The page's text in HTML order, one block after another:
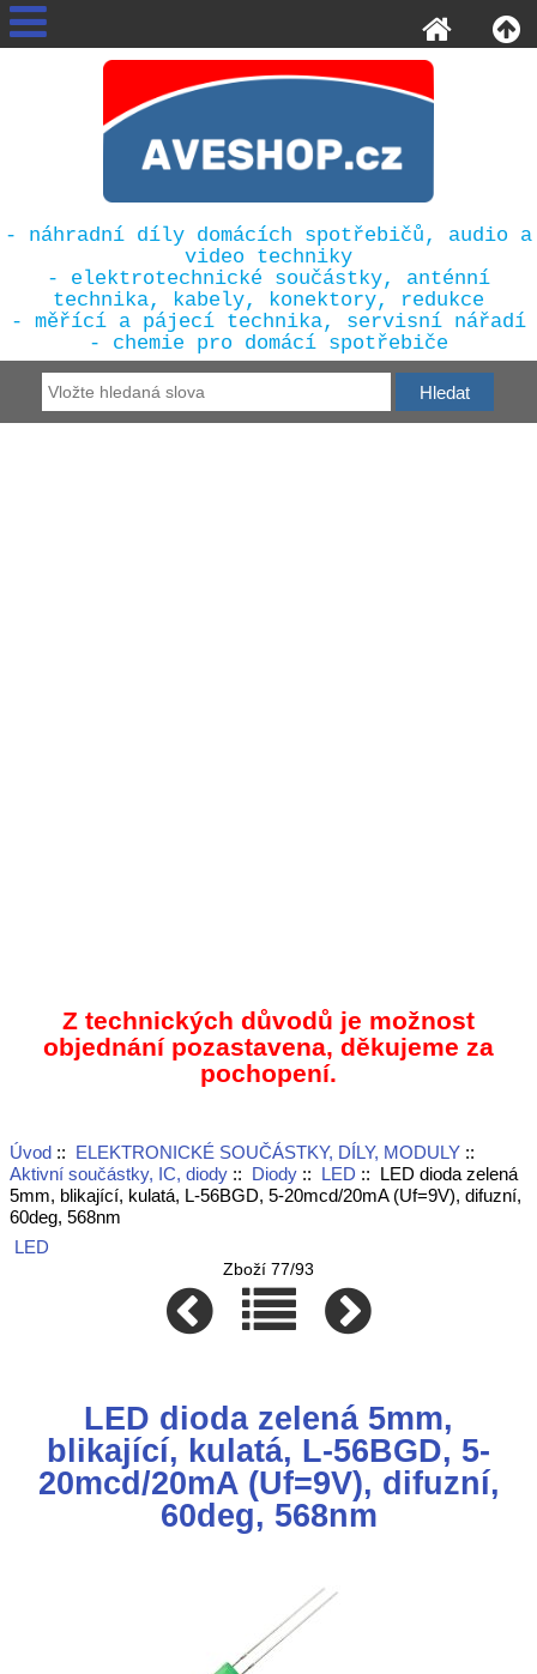
- náhradní díly domácích spotřebičů, audio a
video techniky
- elektrotechnické součástky, anténní
technika, kabely, konektory, redukce
- měřící a pájecí technika, servisní nářadí
- chemie pro domácí spotřebiče
Z technických důvodů je možnost
objednání pozastavena, děkujeme za
pochopení.
Úvod:: ELEKTRONICKÉ SOUČÁSTKY, DÍLY, MODULY::
Aktivní součástky, IC, diody:: Diody:: LED :: LED dioda zelená
5mm, blikající, kulatá, L-56BGD, 5-20mcd/20mA (Uf=9V), difuzní,
60deg, 568nm
LED
Zboží 77/93
LED dioda zelená 5mm,
blikající, kulatá, L-56BGD, 5-
20mcd/20mA (Uf=9V), difuzní,
60deg, 568nm